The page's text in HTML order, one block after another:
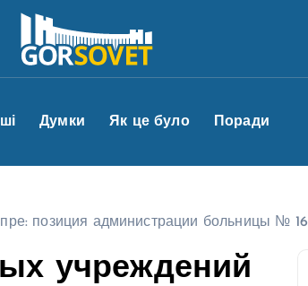
Думки Як це було Поради
позиция администрации больницы № 16
учреждений